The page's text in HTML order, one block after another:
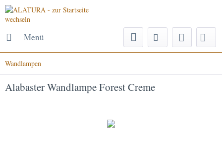
Menü
Wandlampen
Alabaster Wandlampe Forest Creme